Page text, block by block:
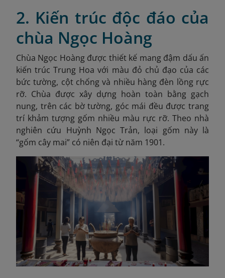
2. Kiến trúc độc đáo của
chùa Ngọc Hoàng
Chùa Ngọc Hoàng được thiết kế mang đậm dấu ấn
kiến trúc Trung Hoa với màu đỏ chủ đạo của các
bức tường, cột chống và nhiều hàng đèn lồng rực
rỡ. Chùa được xây dựng hoàn toàn bằng gạch
nung, trên các bờ tường, góc mái đều được trang
trí khảm tượng gốm nhiều màu rực rỡ. Theo nhà
nghiên cứu Huỳnh Ngọc Trản, loại gốm này là
“gốm cây mai” có niên đại từ năm 1901.